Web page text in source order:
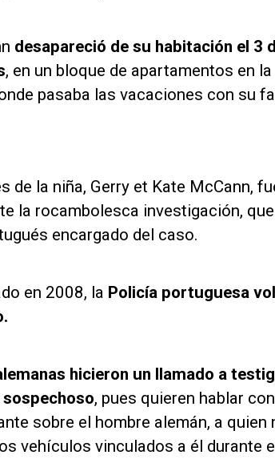
desapareció de su habitación el 3
, en un bloque de apartamentos en
pasaba las vacaciones con su
de la niña, Gerry et Kate McCann,
la rocambolesca investigación,
encargado del caso.
en 2008, la Policía portuguesa
hicieron un llamado a
, pues quieren hablar
sobre el hombre alemán, a quien
vehículos vinculados a él durante